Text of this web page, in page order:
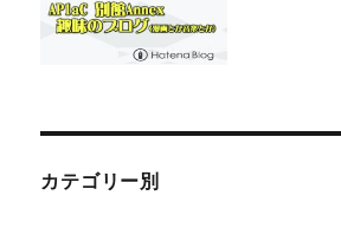
カテゴリー別